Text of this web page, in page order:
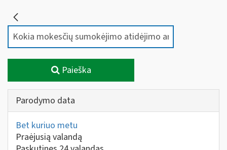
Paieška
Parodymo data
Bet kuriuo metu
Praėjusią valandą